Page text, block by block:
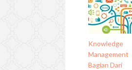
Knowledge
Management
Bagian Dari